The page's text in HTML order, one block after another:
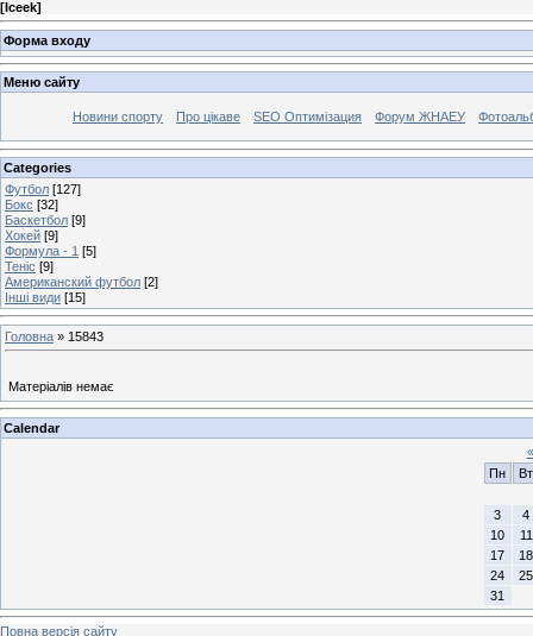
[Iceek]
Форма входу
Меню сайту
Новини спорту Про цікаве SEO Оптимізация Форум ЖНАЕУ
Categories
Футбол [127]
Бокс [32]
Баскетбол [9]
Хокей [9]
Формула - 1 [5]
Теніс [9]
Американский футбол [2]
Інші види [15]
Головна » 15843
Матеріалів немає
Calendar
«
Пн
Вт
3
4
10
11
17
18
24
25
31
Повна версія сайту